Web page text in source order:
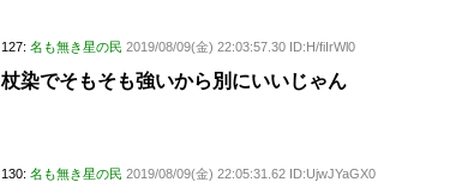
127: 名も無き星の民 2019/08/09(金) 22:03:57.30 ID:H/fiIrWl0
杖染でそもそも強いから別にいいじゃん
130: 名も無き星の民 2019/08/09(金) 22:05:31.62 ID:UjwJYaGX0